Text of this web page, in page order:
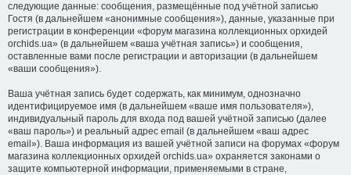
следующие данные: сообщения, размещённые под учётной записью
Гостя (в дальнейшем «анонимные сообщения»), данные, указанные при
регистрации в конференции «форум магазина коллекционных орхидей
orchids.ua» (в дальнейшем «ваша учётная запись») и сообщения,
оставленные вами после регистрации и авторизации (в дальнейшем
«ваши сообщения»).
Ваша учётная запись будет содержать, как минимум, однозначно
идентифицируемое имя (в дальнейшем «ваше имя пользователя»),
индивидуальный пароль для входа под вашей учётной записью (далее
«ваш пароль») и реальный адрес email (в дальнейшем «ваш адрес
email»). Ваша информация из вашей учётной записи на форумах «форум
магазина коллекционных орхидей orchids.ua» охраняется законами о
защите компьютерной информации, применяемыми в стране,